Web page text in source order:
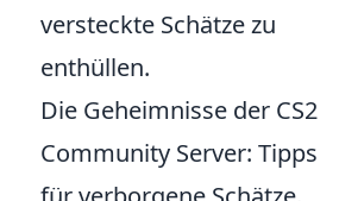
versteckte Schätze zu
enthüllen.
Die Geheimnisse der CS2
Community Server: Tipps